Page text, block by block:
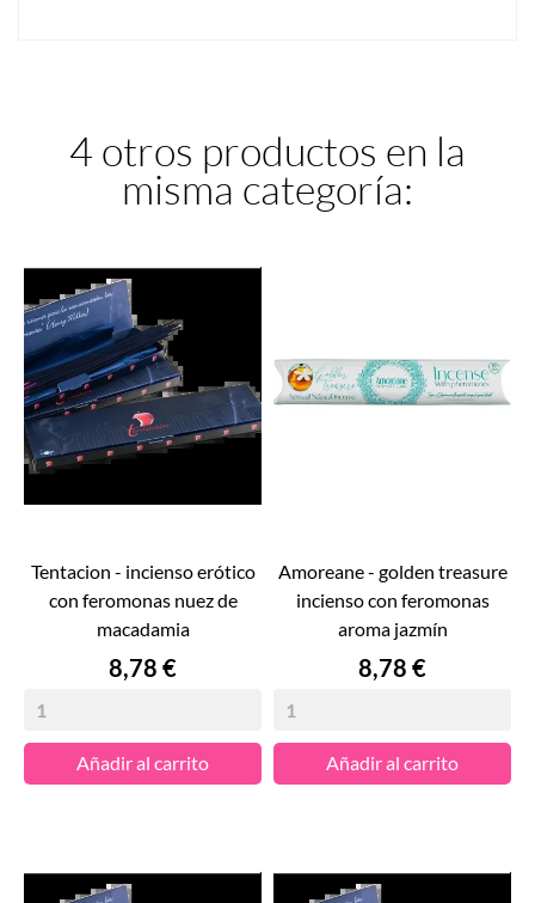
4 otros productos en la
misma categoría:
tentacion - incienso erótico
con feromonas nuez de
macadamia
Precio
8,78 €
Añadir al carrito
amoreane - golden treasure
incienso con feromonas
aroma jazmín
Precio
8,78 €
Añadir al carrito